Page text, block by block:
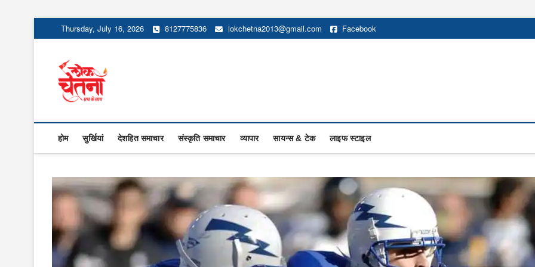
to
Thursday, July 16, 2026 8127775836 lokchetna2013@gmail.com Facebook
होम सुर्खियां देशहित समाचार संस्कृति समाचार व्यापार सायन्स & टेक लाइफ स्टाइल